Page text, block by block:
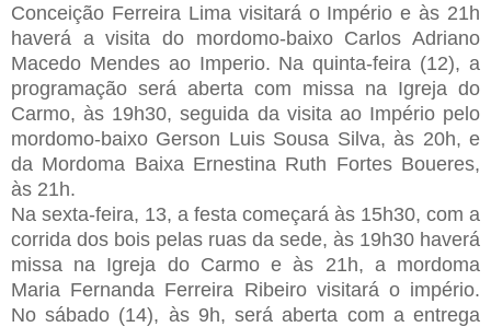
Conceição Ferreira Lima visitará o Império e às 21h
haverá a visita do mordomo-baixo Carlos Adriano
Macedo Mendes ao Imperio. Na quinta-feira (12), a
programação será aberta com missa na Igreja do
Carmo, às 19h30, seguida da visita ao Império pelo
mordomo-baixo Gerson Luis Sousa Silva, às 20h, e
da Mordoma Baixa Ernestina Ruth Fortes Boueres,
às 21h.
Na sexta-feira, 13, a festa começará às 15h30, com a
corrida dos bois pelas ruas da sede, às 19h30 haverá
missa na Igreja do Carmo e às 21h, a mordoma
Maria Fernanda Ferreira Ribeiro visitará o império.
No sábado (14), às 9h, será aberta com a entrega